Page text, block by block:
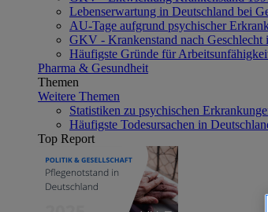
Lebenserwartung in Deutschland bei
AU-Tage aufgrund psychischer
GKV - Krankenstand nach Geschlecht
Häufigste Gründe für
Pharma & Gesundheit
Themen
Weitere Themen
Statistiken zu psychischen
Häufigste Todesursachen in
Top Report